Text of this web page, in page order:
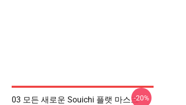
03 모든 새로운 Souichi 플랫 마스크-20%